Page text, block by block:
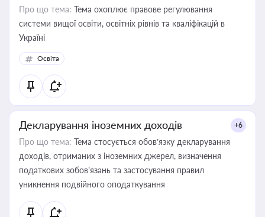
Про що тема: Тема охоплює правове регулювання
системи вищої освіти, освітніх рівнів та кваліфікацій в
Україні
Освіта
Декларування іноземних доходів +6
Про що тема: Тема стосується обов’язку декларування
доходів, отриманих з іноземних джерел, визначення
податкових зобов’язань та застосування правил
уникнення подвійного оподаткування